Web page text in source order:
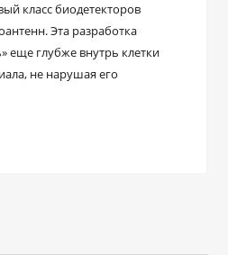
класс биодетекторов
Эта разработка
еще глубже внутрь клетки
не нарушая его